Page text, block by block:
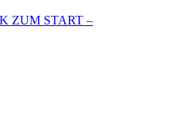
ZUM START –